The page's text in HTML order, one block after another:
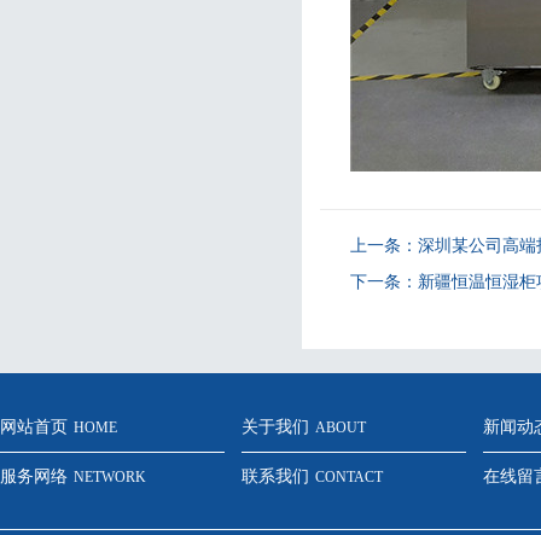
上一条： 深圳某公司高端
下一条： 新疆恒温恒湿
网站首页 HOME 关于我们 ABOUT 新闻动
服务网络 NETWORK 联系我们 CONTACT 在线留